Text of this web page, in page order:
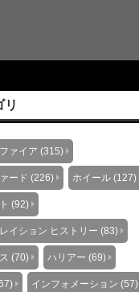
リ
ァイア (315)
ード (226) ホイール (127)
(92)
イション ヒストリー (83)
(70) ハリアー (69)
インフォメーション (57)